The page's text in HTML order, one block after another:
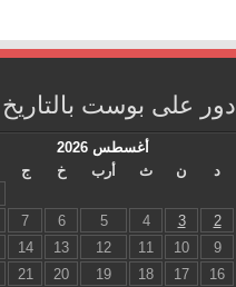
دور على بوست بالتاريخ
أغسطس 2026
د
ن ث أرب خ ج
2
3
4
5
6
7
9
10
11
12
13
14
16
17
18
19
20
21